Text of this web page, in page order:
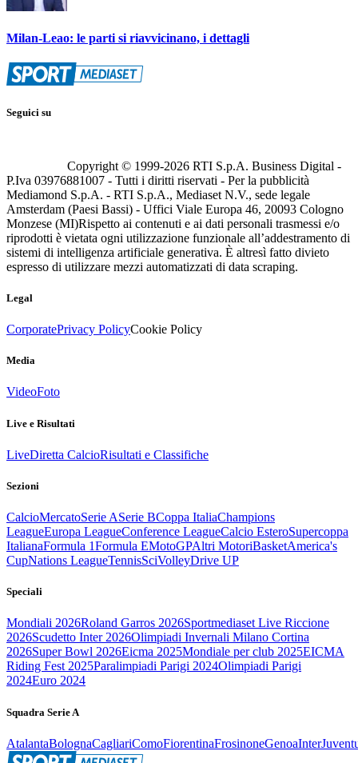
Milan-Leao: le parti si riavvicinano, i dettagli
Seguici su
Copyright © 1999-2026 RTI S.p.A. Business Digital -
P.Iva 03976881007 - Tutti i diritti riservati - Per la pubblicità
Mediamond S.p.A. - RTI S.p.A., Mediaset N.V., sede legale
Amsterdam (Paesi Bassi) - Uffici Viale Europa 46, 20093 Cologno
Monzese (MI)Rispetto ai contenuti e ai dati personali trasmessi e/o
riprodotti è vietata ogni utilizzazione funzionale all’addestramento di
sistemi di intelligenza artificiale generativa. È altresì fatto divieto
espresso di utilizzare mezzi automatizzati di data scraping.
Legal
CorporatePrivacy PolicyCookie Policy
Media
VideoFoto
Live e Risultati
LiveDiretta CalcioRisultati e Classifiche
Sezioni
CalcioMercatoSerie ASerie BCoppa ItaliaChampions
LeagueEuropa LeagueConference LeagueCalcio EsteroSupercoppa
ItalianaFormula 1Formula EMotoGPAltri MotoriBasketAmerica's
CupNations LeagueTennisSciVolleyDrive UP
Speciali
Mondiali 2026Roland Garros 2026Sportmediaset Live Riccione
2026Scudetto Inter 2026Olimpiadi Invernali Milano Cortina
2026Super Bowl 2026Eicma 2025Mondiale per club 2025EICMA
Riding Fest 2025Paralimpiadi Parigi 2024Olimpiadi Parigi
2024Euro 2024
Squadra Serie A
AtalantaBolognaCagliariComoFiorentinaFrosinoneGenoaInter